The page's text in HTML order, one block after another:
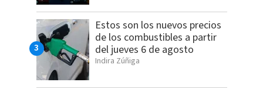
Estos son los nuevos precios
de los combustibles a partir
del jueves 6 de agosto
Indira Zúñiga